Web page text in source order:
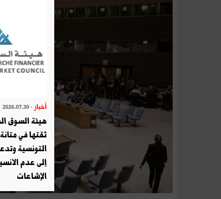
أخبار - 2026.07.30
هيئة السوق
ثقتها في
التونسية
إلى عدم
الإشاعات